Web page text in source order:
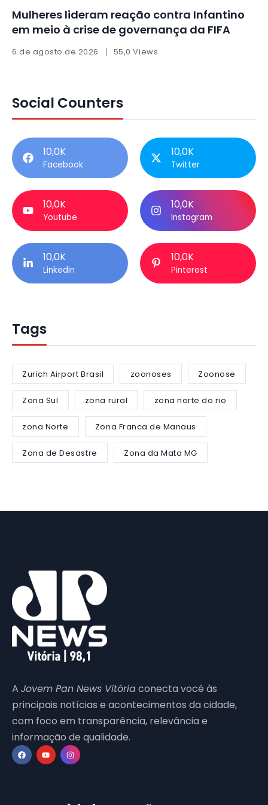
Mulheres lideram reação contra Infantino
em meio à crise de governança da FIFA
6 de agosto de 2026 55,0 Views
Social Counters
10,0K
Facebook
10,0K
Twitter
10,0K
Youtube
10,0K
Instagram
10,0K
Linkedin
10,0K
Pinterest
Tags
Zurich Airport Brasil zoonoses Zoonose
Zona Sul zona rural zona norte do rio
zona Norte Zona Franca de Manaus
Zona de Desastre Zona da Mata MG
A Jovem Pan News Vitóriaconecta você às
principais notícias e acontecimentos da cidade,
com foco em transparência, relevância e
informação de qualidade.